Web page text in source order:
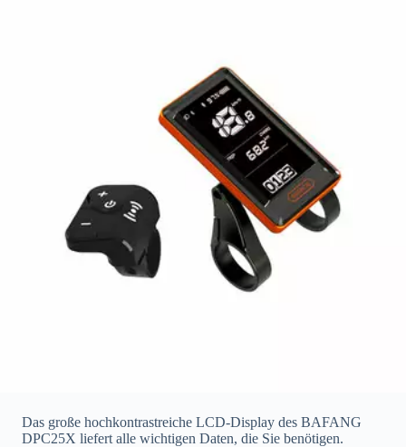
Das große hochkontrastreiche LCD-Display des BAFANG
DPC25X liefert alle wichtigen Daten, die Sie benötigen.